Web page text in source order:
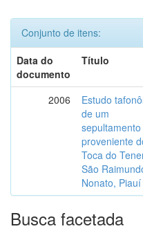
Conjunto de itens:
Data do
documento
Título
2006
Estudo
de um
sepultamento
proveniente
Toca do
São
Nonato, Piauí
Busca facetada